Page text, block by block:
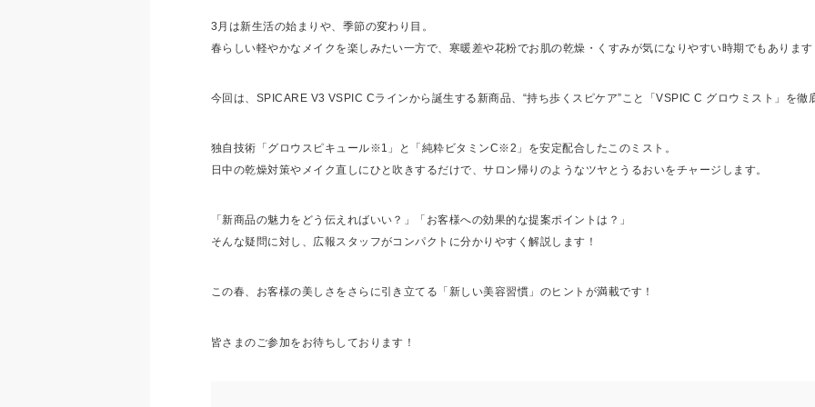
3月は新生活の始まりや、季節の変わり目。
春らしい軽やかなメイクを楽しみたい一方で、寒暖差や花粉でお肌の乾燥・くすみが気になりやすい時期でもあります
今回は、SPICARE V3 VSPIC Cラインから誕生する新商品、“持ち歩くスピケア”こと「VSPIC C グロウミスト」を徹
独自技術「グロウスピキュール※1」と「純粋ビタミンC※2」を安定配合したこのミスト。
日中の乾燥対策やメイク直しにひと吹きするだけで、サロン帰りのようなツヤとうるおいをチャージします。
「新商品の魅力をどう伝えればいい？」「お客様への効果的な提案ポイントは？」
そんな疑問に対し、広報スタッフがコンパクトに分かりやすく解説します！
この春、お客様の美しさをさらに引き立てる「新しい美容習慣」のヒントが満載です！
皆さまのご参加をお待ちしております！